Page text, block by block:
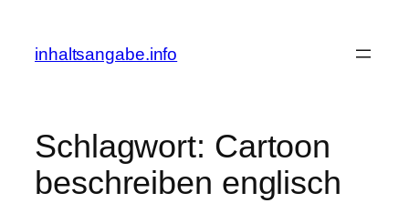
springen
inhaltsangabe.info
Schlagwort: Cartoon
beschreiben englisch